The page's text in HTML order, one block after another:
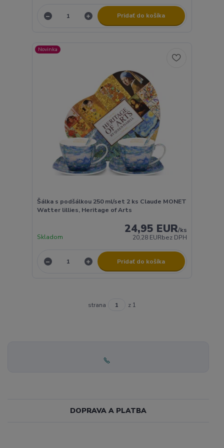
Pridať do košíka
Novinka
Šálka s podšálkou 250 ml/set 2 ks Claude MONET
Watter lillies, Heritage of Arts
24,95 EUR/ks
20,28 EURbez DPH
Skladom
Pridať do košíka
strana z 1
DOPRAVA A PLATBA